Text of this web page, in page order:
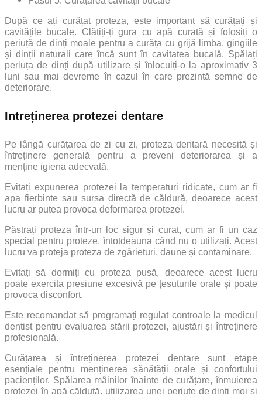
După ce ați curățat proteza, este important să curățați și
cavitățile bucale. Clătiți-ți gura cu apă curată și folosiți o
periuță de dinți moale pentru a curăța cu grijă limba, gingiile
și dinții naturali care încă sunt în cavitatea bucală. Spălați
periuța de dinți după utilizare și înlocuiți-o la aproximativ 3
luni sau mai devreme în cazul în care prezintă semne de
deteriorare.
Intreținerea protezei dentare
Pe lângă curățarea de zi cu zi, proteza dentară necesită și
întreținere generală pentru a preveni deteriorarea și a
menține igiena adecvată.
Evitați expunerea protezei la temperaturi ridicate, cum ar fi
apa fierbinte sau sursa directă de căldură, deoarece acest
lucru ar putea provoca deformarea protezei.
Păstrați proteza într-un loc sigur și curat, cum ar fi un caz
special pentru proteze, întotdeauna când nu o utilizați. Acest
lucru va proteja proteza de zgârieturi, daune și contaminare.
Evitați să dormiți cu proteza pusă, deoarece acest lucru
poate exercita presiune excesivă pe țesuturile orale și poate
provoca disconfort.
Este recomandat să programați regulat controale la medicul
dentist pentru evaluarea stării protezei, ajustări și întreținere
profesională.
Curățarea și întreținerea protezei dentare sunt etape
esențiale pentru menținerea sănătății orale și confortului
pacienților. Spălarea mâinilor înainte de curățare, înmuierea
protezei în apă călduță, utilizarea unei periuțe de dinți moi și